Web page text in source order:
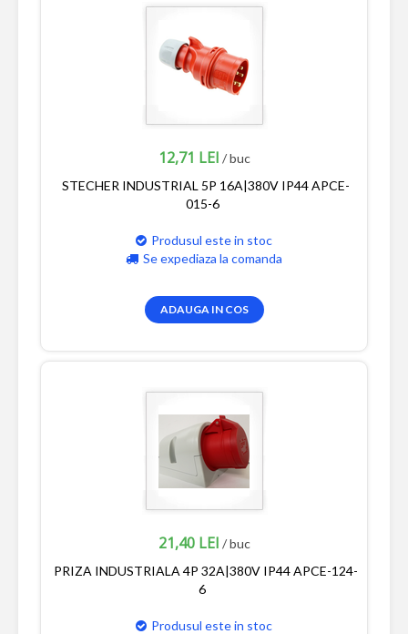
12,71 LEI / buc
STECHER INDUSTRIAL 5P 16A|380V IP44 APCE-
015-6
Produsul este in stoc
Se expediaza la comanda
ADAUGA IN COS
21,40 LEI / buc
PRIZA INDUSTRIALA 4P 32A|380V IP44 APCE-124-
6
Produsul este in stoc